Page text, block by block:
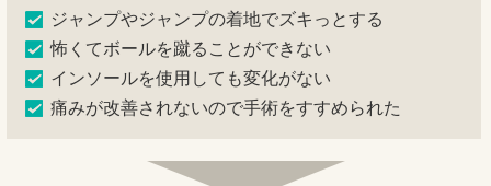
ジャンプやジャンプの着地でズキっとする
怖くてボールを蹴ることができない
インソールを使用しても変化がない
痛みが改善されないので手術をすすめられた